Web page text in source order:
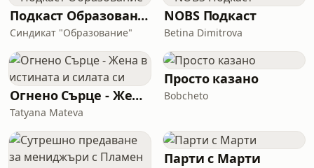
Подкаст Образование
Синдикат "Образование"
NOBS Подкаст
Betina Dimitrova
Огнено Сърце - Жена в истината и силата си
Tatyana Mateva
Просто казано
Bobcheto
Парти с Марти